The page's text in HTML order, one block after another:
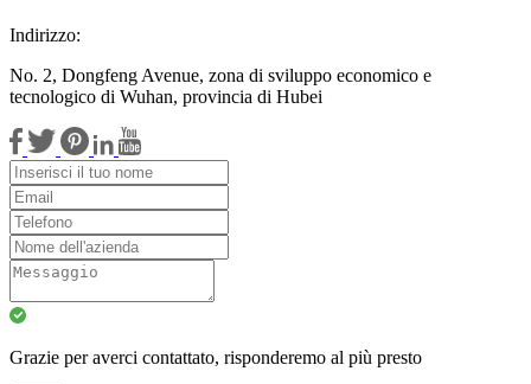
Indirizzo:
No. 2, Dongfeng Avenue, zona di sviluppo economico e
tecnologico di Wuhan, provincia di Hubei
Grazie per averci contattato, risponderemo al più presto